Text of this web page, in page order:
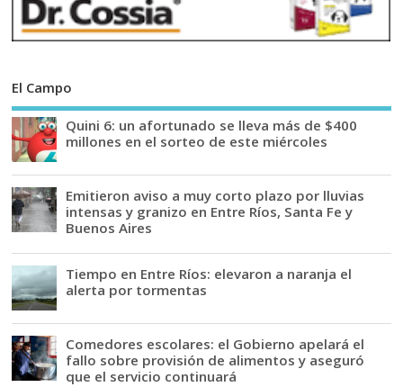
El Campo
Quini 6: un afortunado se lleva más de $400
millones en el sorteo de este miércoles
Emitieron aviso a muy corto plazo por lluvias
intensas y granizo en Entre Ríos, Santa Fe y
Buenos Aires
Tiempo en Entre Ríos: elevaron a naranja el
alerta por tormentas
Comedores escolares: el Gobierno apelará el
fallo sobre provisión de alimentos y aseguró
que el servicio continuará